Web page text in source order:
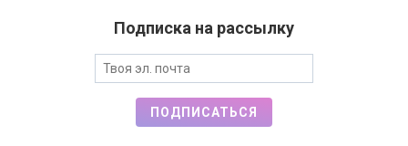
Подписка на рассылку
ПОДПИСАТЬСЯ